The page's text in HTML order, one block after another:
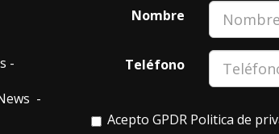
-
-
Nombre
Teléfono
Acepto GPDR Politica de